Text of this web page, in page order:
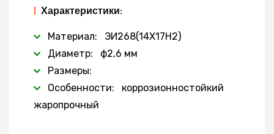
| Характеристики:
Материал: ЭИ268(14Х17Н2)
Диаметр: ф2,6 мм
Размеры:
Особенности: коррозионностойкий
жаропрочный